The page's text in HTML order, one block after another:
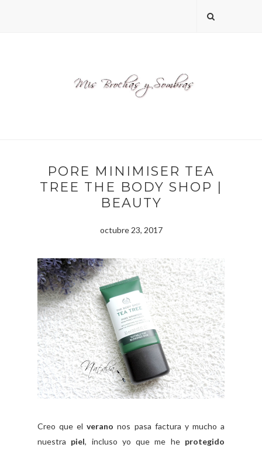
PORE MINIMISER TEA
TREE THE BODY SHOP |
BEAUTY
octubre 23, 2017
Creo que elverano nos pasa factura y mucho a
nuestra piel, incluso yo que me he protegido